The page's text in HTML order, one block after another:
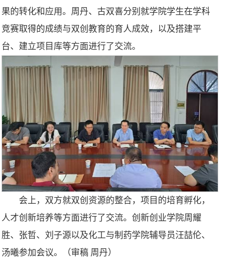
果的转化和应用。周丹、古双喜分别就学院学生在学科
竞赛取得的成绩与双创教育的育人成效，以及搭建平
台、建立项目库等方面进行了交流。
会上，双方就双创资源的整合，项目的培育孵化，
人才创新培养等方面进行了交流。创新创业学院周耀
胜、张哲、刘子源以及化工与制药学院辅导员汪喆伦、
汤曦参加会议。（审稿 周丹）